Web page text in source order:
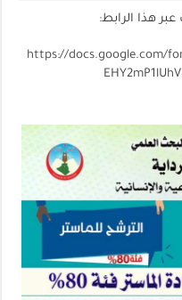
هذا الرابط:
https://docs.google.com/